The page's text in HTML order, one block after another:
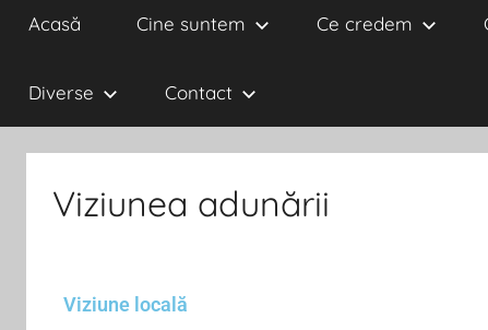
Acasă Cine suntem Ce credem
Diverse Contact
Viziunea adunării
Viziune locală